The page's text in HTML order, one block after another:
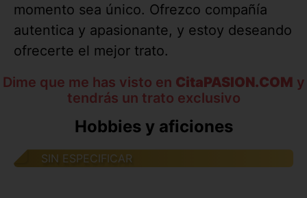
momento sea único. Ofrezco compañía
autentica y apasionante, y estoy deseando
ofrecerte el mejor trato.
Dime que me has visto en CitaPASION.COM y
tendrás un trato exclusivo
Hobbies y aficiones
SIN ESPECIFICAR